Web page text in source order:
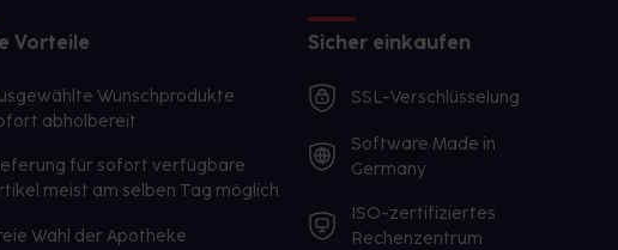
Vorteile
Wunschprodukte
abholbereit
für sofort verfügbare
meist am selben Tag möglich
Wahl der Apotheke
Sicher einkaufen
SSL-Verschlüsselung
Software Made in
Germany
ISO-zertifiziertes
Rechenzentrum